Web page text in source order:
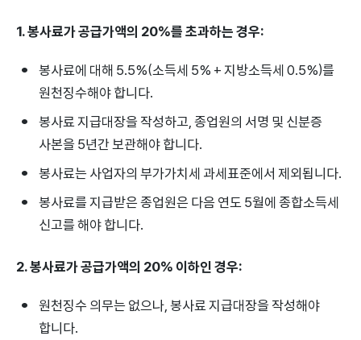
1. 봉사료가 공급가액의 20%를 초과하는 경우:
봉사료에 대해 5.5%(소득세 5% + 지방소득세 0.5%)를
원천징수해야 합니다.
봉사료 지급대장을 작성하고, 종업원의 서명 및 신분증
사본을 5년간 보관해야 합니다.
봉사료는 사업자의 부가가치세 과세표준에서 제외됩니다.
봉사료를 지급받은 종업원은 다음 연도 5월에 종합소득세
신고를 해야 합니다.
2. 봉사료가 공급가액의 20% 이하인 경우:
원천징수 의무는 없으나, 봉사료 지급대장을 작성해야
합니다.